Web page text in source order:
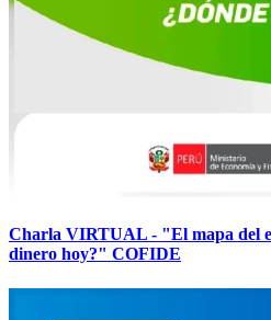
Charla VIRTUAL - "El mapa del
dinero hoy?" COFIDE